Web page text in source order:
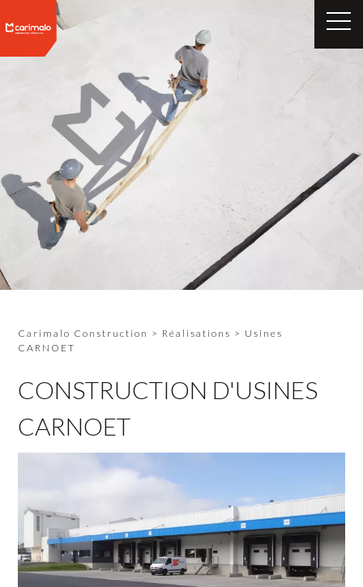
Carimalo Construction > Réalisations > Usines
CARNOET
CONSTRUCTION D'USINES
CARNOET